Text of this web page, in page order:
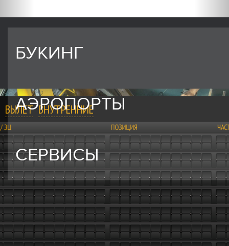
БУКИНГ
АЭРОПОРТЫ
СЕРВИСЫ
ВЫЛЕТ ВНУТРЕННИЕ